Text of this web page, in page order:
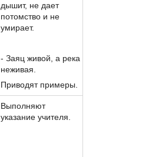
дышит, не дает
потомство и не
умирает.
- Заяц живой, а река
неживая.
Приводят примеры.
Выполняют
указание учителя.